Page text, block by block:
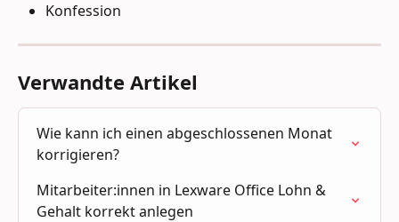
Konfession
Verwandte Artikel
Wie kann ich einen abgeschlossenen Monat
korrigieren?
Mitarbeiter:innen in Lexware Office Lohn &
Gehalt korrekt anlegen